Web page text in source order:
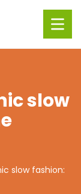
slow
slow fashion: